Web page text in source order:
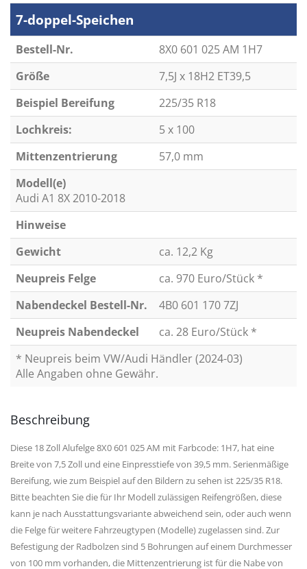
7-doppel-Speichen
Bestell-Nr.
8X0 601 025 AM 1H7
Größe
7,5J x 18H2 ET39,5
Beispiel Bereifung
225/35 R18
Lochkreis:
5 x 100
Mittenzentrierung
57,0 mm
Modell(e)
Audi A1 8X 2010-2018
Hinweise
Gewicht
ca. 12,2 Kg
Neupreis Felge
ca. 970 Euro/Stück *
Nabendeckel Bestell-Nr.
4B0 601 170 7ZJ
Neupreis Nabendeckel
ca. 28 Euro/Stück *
* Neupreis beim VW/Audi Händler (2024-03)
Alle Angaben ohne Gewähr.
Beschreibung
Diese 18 Zoll Alufelge 8X0 601 025 AM mit Farbcode: 1H7, hat eine
Breite von 7,5 Zoll und eine Einpresstiefe von 39,5 mm. Serienmäßige
Bereifung, wie zum Beispiel auf den Bildern zu sehen ist 225/35 R18.
Bitte beachten Sie die für Ihr Modell zulässigen Reifengrößen, diese
kann je nach Ausstattungsvariante abweichend sein, oder auch wenn
die Felge für weitere Fahrzeugtypen (Modelle) zugelassen sind. Zur
Befestigung der Radbolzen sind 5 Bohrungen auf einem Durchmesser
von 100 mm vorhanden, die Mittenzentrierung ist für die Nabe von